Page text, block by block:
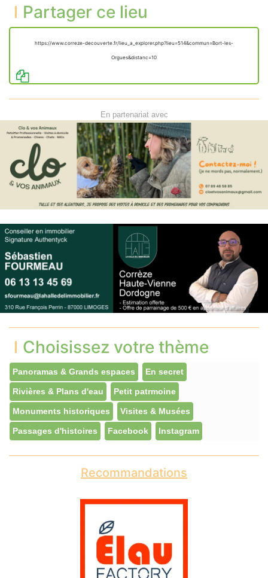
Partager ce lieu
https://www.correze-decouverte.fr/lieu_a_explorer.php?lieu=514&commun=Bort-les-
Orgues&distanc=10
En partenariat avec
Choisissez votre thème
Panoramas & Grands espaces En secret
Rivières & Plans d'eau Petit patrmoine
Monuments historiques Visites & Musées
Passages d'histoires Facebook Instagram
Recommandations